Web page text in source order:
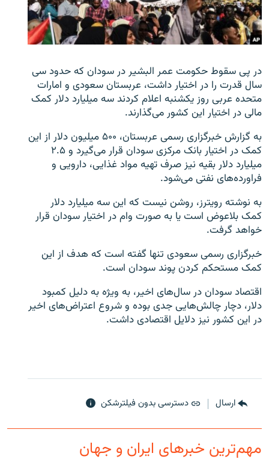
زبان‌های دیگر
در پی سقوط حکومت عمر البشیر در سودان که حدود سی
سال قدرت را در اختیار داشت، عربستان سعودی و امارات
متحده عربی روز یکشنبه اعلام کردند سه میلیارد دلار کمک
مالی در اختیار این کشور می‌گذارند.
به گزارش خبرگزاری رسمی عربستان، ۵۰۰ میلیون دلار از این
کمک در اختیار بانک مرکزی سودان قرار می‌گیرد و ۲.۵
میلیارد دلار بقیه نیز صرف تهیه مواد غذایی، دارویی و
فراورده‌های نفتی می‌شود.
به نوشته رویترز، روشن نیست که این سه میلیارد دلار
کمک بلاعوض است یا به صورت وام در اختیار سودان قرار
خواهد گرفت.
خبرگزاری رسمی سعودی تنها گفته است که هدف از این
کمک مستحکم کردن پوند سودان است.
اقتصاد سودان در سال‌های اخیر، به ویژه به دلیل کمبود
دلار، دچار چالش‌هایی جدی بوده و شروع اعتراض‌های اخیر
در این کشور نیز دلایل اقتصادی داشت.
ارسال دسترسی بدون فیلترشکن
مهم‌ترین خبرهای ایران و جهان